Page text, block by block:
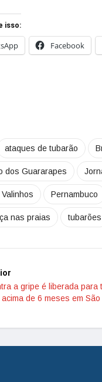
isso:
Facebook
ataques de tubarão
dos Guararapes
Pernambuco
nas praias tubarões
a gripe é liberada para
de 6 meses em São